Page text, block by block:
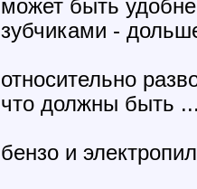
может быть
зубчиками -
относительно
что должны быть
бензо и